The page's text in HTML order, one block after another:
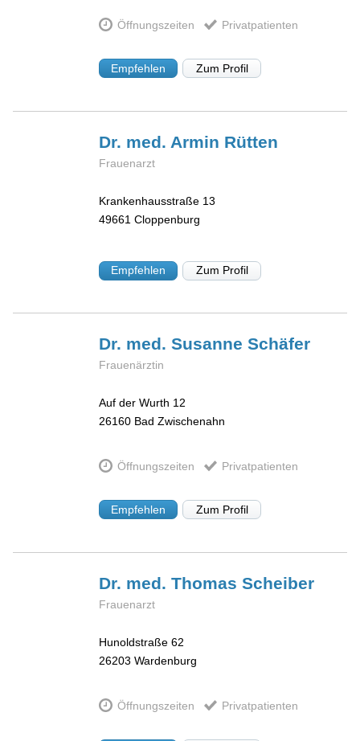
Öffnungszeiten Privatpatienten
Empfehlen Zum Profil
Dr. med. Armin Rütten
Frauenarzt
Krankenhausstraße 13
49661 Cloppenburg
Empfehlen Zum Profil
Dr. med. SusanneSchäfer
Frauenärztin
Auf der Wurth 12
26160 Bad Zwischenahn
Öffnungszeiten Privatpatienten
Empfehlen Zum Profil
Dr. med. ThomasScheiber
Frauenarzt
Hunoldstraße 62
26203 Wardenburg
Öffnungszeiten Privatpatienten